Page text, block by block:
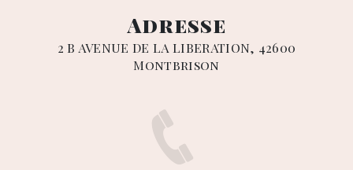
Adresse
2 B AVENUE DE LA LIBERATION, 42600
Montbrison